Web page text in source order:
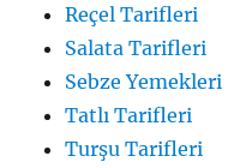
Reçel Tarifleri
Salata Tarifleri
Sebze Yemekleri
Tatlı Tarifleri
Turşu Tarifleri